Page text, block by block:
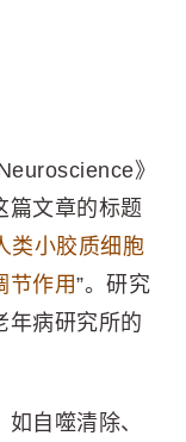
》
篇文章的标题
类小胶质细胞
节作用”。研究
年病研究所的
自噬清除、